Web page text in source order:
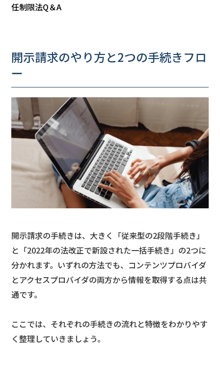
任制限法Q＆A
開示請求のやり方と2つの手続きフロ
ー
開示請求の手続きは、大きく「従来型の2段階手続き」
と「2022年の法改正で新設された一括手続き」の2つに
分かれます。いずれの方法でも、コンテンツプロバイダ
とアクセスプロバイダの両方から情報を取得する点は共
通です。
ここでは、それぞれの手続きの流れと特徴をわかりやす
く整理していきましょう。